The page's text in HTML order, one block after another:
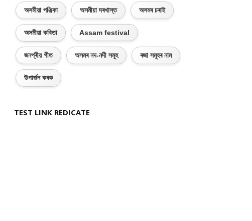
অসমীয়া পঞ্জিকা অসমীয়া দৰখাস্ত অসমৰ চৰাই
অসমীয়া কবিতা Assam festival
জনপ্ৰীয় গীত অসমৰ নদ-নদী সমূহ ৰজা সমূহৰ নাম
উপাৰ্জন কৰক
TEST LINK REDICATE